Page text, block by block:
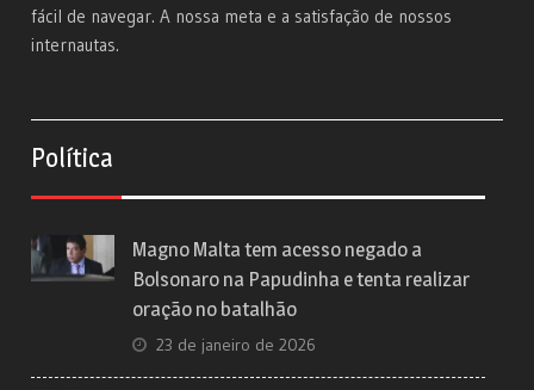
fácil de navegar. A nossa meta e a satisfação de nossos
internautas.
Política
Magno Malta tem acesso negado a
Bolsonaro na Papudinha e tenta realizar
oração no batalhão
23 de janeiro de 2026